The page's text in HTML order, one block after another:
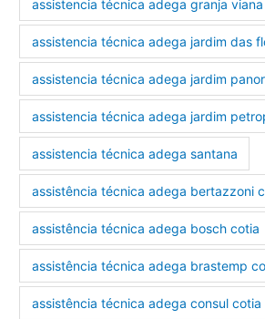
assistencia técnica adega granja viana
assistencia técnica adega jardim das
assistencia técnica adega jardim
assistencia técnica adega jardim
assistencia técnica adega santana
assistência técnica adega bertazzoni
assistência técnica adega bosch cotia
assistência técnica adega brastemp
assistência técnica adega consul cotia